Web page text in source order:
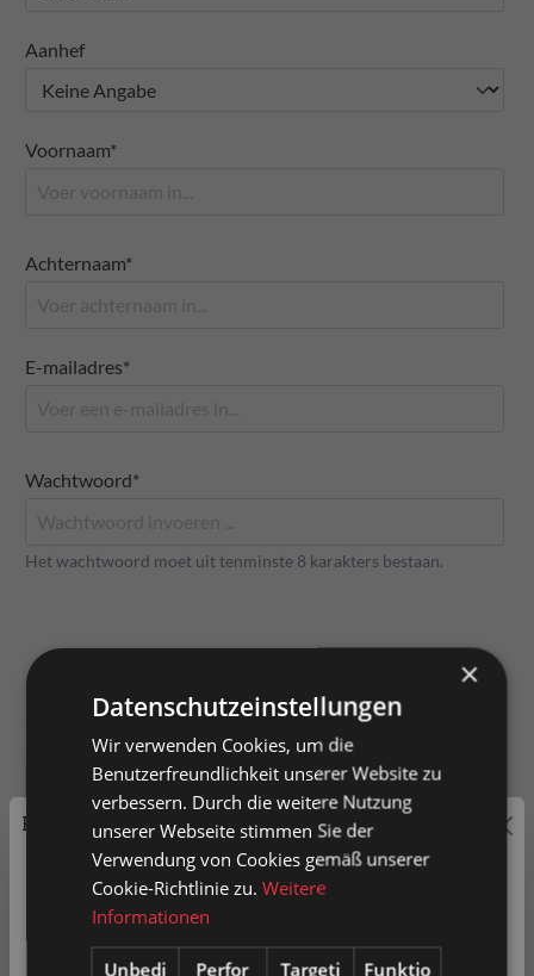
Aanhef
Voornaam*
Achternaam*
E-mailadres*
Wachtwoord*
Het wachtwoord moet uit tenminste 8 karakters bestaan.
Uw adres
Straße und Hausnummer
Adresszusatz
Plaats*
Preisauszeichnung
Privatkunden können Preise mit MwSt. (brutto) und
Geschäftskunden Preise ohne MwSt. (netto) angezeigt
werden.
×
Datenschutzeinstellungen
Wir verwenden Cookies, um die
Benutzerfreundlichkeit unserer Website zu
verbessern. Durch die weitere Nutzung
unserer Webseite stimmen Sie der
Verwendung von Cookies gemäß unserer
Cookie-Richtlinie zu.Weitere
Informationen
Unbedi
Perfor
Targeti
Funktio